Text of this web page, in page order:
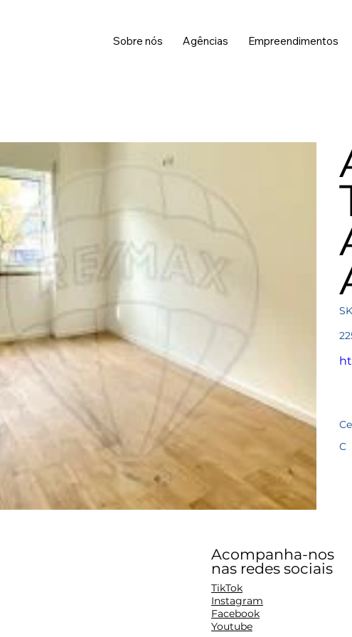
Sobre nós Agências Empreendimentos
C
Acompanha-nos
nas redes sociais
TikTok
Instagram
Facebook
Youtube